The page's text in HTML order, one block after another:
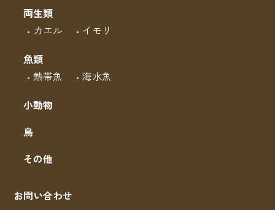
両生類
カエル
イモリ
魚類
熱帯魚
海水魚
小動物
鳥
その他
お問い合わせ